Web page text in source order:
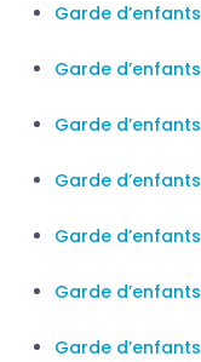
Garde
Garde
Garde
Garde
Garde
Garde
Garde